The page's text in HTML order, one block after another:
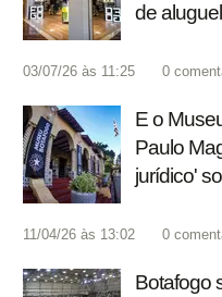
de
03/07/26 às 11:25 0
E o
Paulo
jurídico'
11/04/26 às 13:02 0
Botafogo